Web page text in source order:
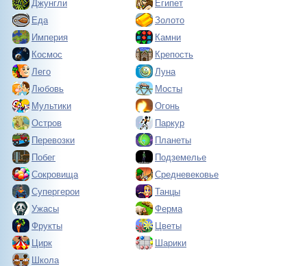
Джунгли
Египет
Еда
Золото
Империя
Камни
Космос
Крепость
Лего
Луна
Любовь
Мосты
Мультики
Огонь
Остров
Паркур
Перевозки
Планеты
Побег
Подземелье
Сокровища
Средневековье
Супергерои
Танцы
Ужасы
Ферма
Фрукты
Цветы
Цирк
Шарики
Школа